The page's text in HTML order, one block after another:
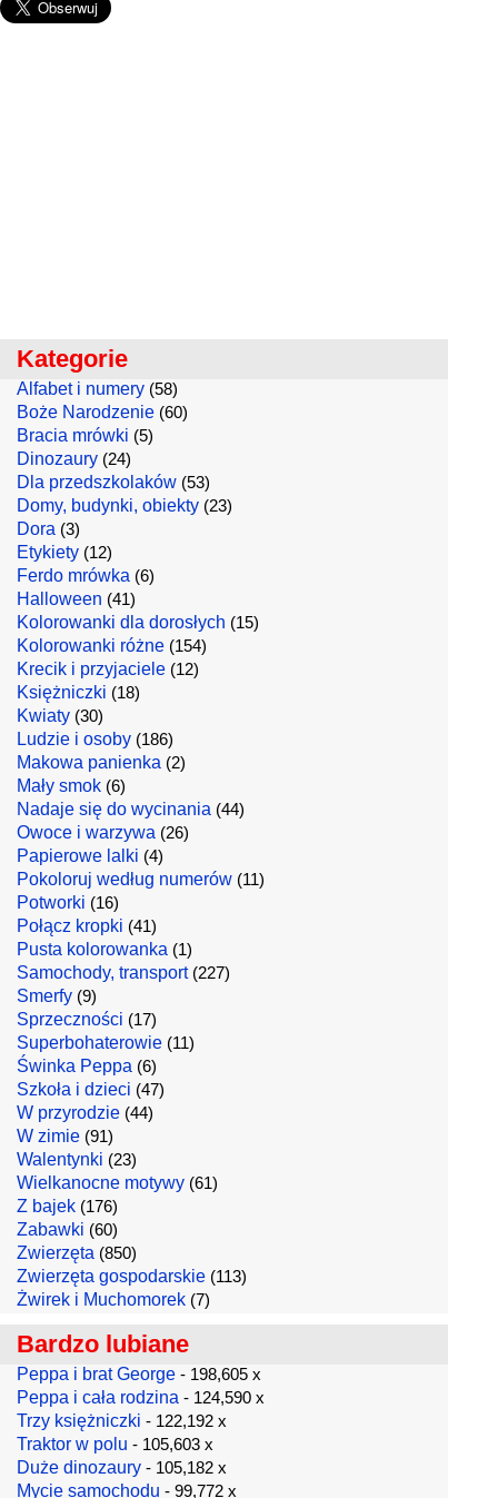
Kategorie
Alfabet i numery (58)
Boże Narodzenie (60)
Bracia mrówki (5)
Dinozaury (24)
Dla przedszkolaków (53)
Domy, budynki, obiekty (23)
Dora (3)
Etykiety (12)
Ferdo mrówka (6)
Halloween (41)
Kolorowanki dla dorosłych (15)
Kolorowanki różne (154)
Krecik i przyjaciele (12)
Księżniczki (18)
Kwiaty (30)
Ludzie i osoby (186)
Makowa panienka (2)
Mały smok (6)
Nadaje się do wycinania (44)
Owoce i warzywa (26)
Papierowe lalki (4)
Pokoloruj według numerów (11)
Potworki (16)
Połącz kropki (41)
Pusta kolorowanka (1)
Samochody, transport(227)
Smerfy (9)
Sprzeczności (17)
Superbohaterowie (11)
Świnka Peppa (6)
Szkoła i dzieci (47)
W przyrodzie (44)
W zimie (91)
Walentynki (23)
Wielkanocne motywy (61)
Z bajek (176)
Zabawki (60)
Zwierzęta (850)
Zwierzęta gospodarskie (113)
Żwirek i Muchomorek (7)
Bardzo lubiane
Peppa i brat George - 198,605 x
Peppa i cała rodzina - 124,590 x
Trzy księżniczki - 122,192 x
Traktor w polu - 105,603 x
Duże dinozaury - 105,182 x
Mycie samochodu - 99,772 x